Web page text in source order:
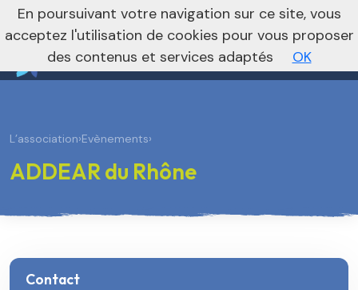
Vers le site national
nivo_2026: 1
L’association›Evènements›
ADDEAR du Rhône
Contact
En poursuivant votre navigation sur ce site, vous
acceptez l'utilisation de cookies pour vous proposer
des contenus et services adaptés
OK